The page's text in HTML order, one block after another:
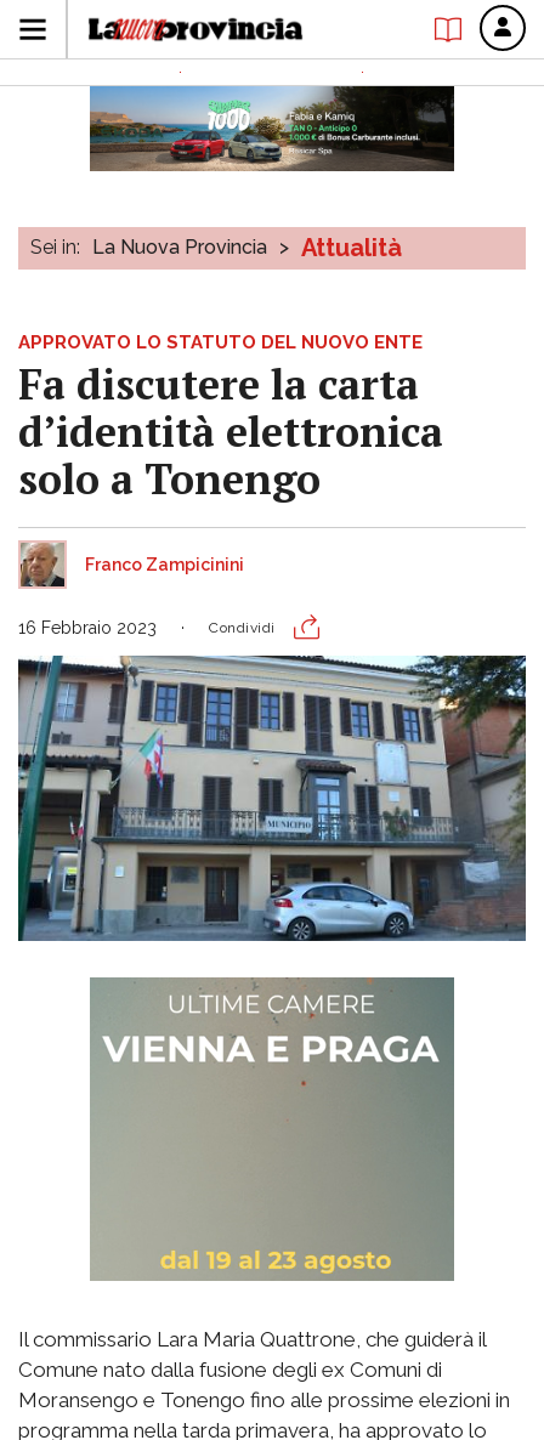
Sei in: La Nuova Provincia > Attualità
APPROVATO LO STATUTO DEL NUOVO ENTE
Fa discutere la carta
d’identità elettronica
solo a Tonengo
Franco Zampicinini
16 Febbraio 2023 Condividi
Il commissario Lara Maria Quattrone, che guiderà il
Comune nato dalla fusione degli ex Comuni di
Moransengo e Tonengo fino alle prossime elezioni in
programma nella tarda primavera, ha approvato lo